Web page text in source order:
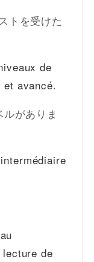
トを受けた
de
avancé.
がありま
de